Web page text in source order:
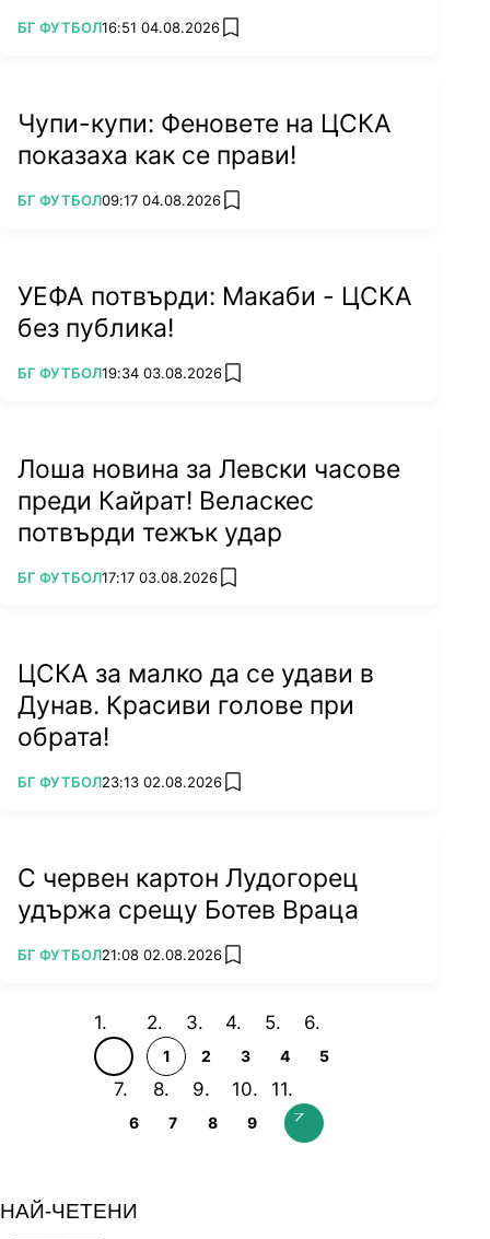
ПОВЕЧЕ ОТ
БГ ФУТБОЛ16:51 04.08.2026 add favorites
Чупи-купи: Феновете на ЦСКА
показаха как се прави!
ПОВЕЧЕ ОТ
БГ ФУТБОЛ09:17 04.08.2026 add favorites
УЕФА потвърди: Макаби - ЦСКА
без публика!
ПОВЕЧЕ ОТ
БГ ФУТБОЛ19:34 03.08.2026 add favorites
Лоша новина за Левски часове
преди Кайрат! Веласкес
потвърди тежък удар
ПОВЕЧЕ ОТ
БГ ФУТБОЛ17:17 03.08.2026 add favorites
ЦСКА за малко да се удави в
Дунав. Красиви голове при
обрата!
ПОВЕЧЕ ОТ
БГ ФУТБОЛ23:13 02.08.2026 add favorites
С червен картон Лудогорец
удържа срещу Ботев Враца
ПОВЕЧЕ ОТ
БГ ФУТБОЛ21:08 02.08.2026 add favorites
1 2 3 4 5
6 7 8 9
НАЙ-ЧЕТЕНИ